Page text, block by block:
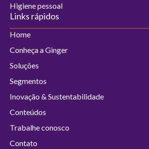
Higiene pessoal
Links rápidos
Home
Conheça a Ginger
Soluções
Segmentos
Inovação & Sustentabilidade
Conteúdos
Trabalhe conosco
Contato